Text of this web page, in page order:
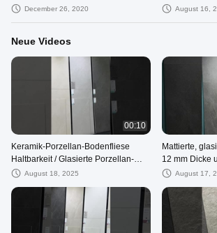
December 26, 2020
Bodenfliese
August 16,
Neue Videos
00:10
Keramik-Porzellan-Bodenfliese
Haltbarkeit / Glasierte Porzellan-
Wandfliese 12mm dick
August 18, 2025
Mattierte,
12 mm Dicke
garantiert
August 17,